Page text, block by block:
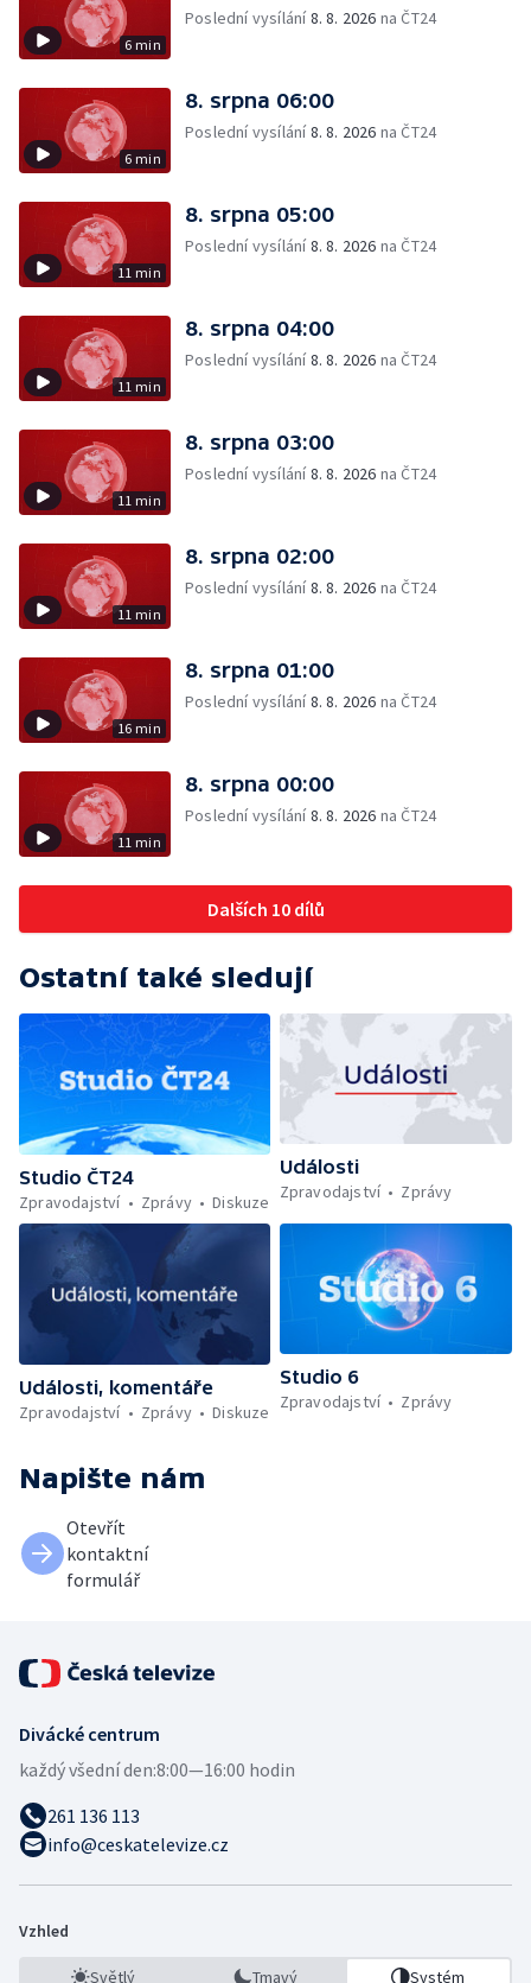
6 min
Poslední vysílání8. 8. 2026 na ČT24
6 min
8. srpna 06:00
Poslední vysílání8. 8. 2026 na ČT24
11 min
8. srpna 05:00
Poslední vysílání8. 8. 2026 na ČT24
11 min
8. srpna 04:00
Poslední vysílání8. 8. 2026 na ČT24
11 min
8. srpna 03:00
Poslední vysílání8. 8. 2026 na ČT24
11 min
8. srpna 02:00
Poslední vysílání8. 8. 2026 na ČT24
16 min
8. srpna 01:00
Poslední vysílání8. 8. 2026 na ČT24
11 min
8. srpna 00:00
Poslední vysílání8. 8. 2026 na ČT24
Dalších 10 dílů
Ostatní také sledují
Studio ČT24
Zpravodajství
Zprávy Diskuze
Události
Zpravodajství
Zprávy
Události, komentáře
Zpravodajství
Zprávy Diskuze
Studio 6
Zpravodajství
Zprávy
Napište nám
Otevřít
kontaktní
formulář
Divácké centrum
každý všední den:8:00—16:00 hodin
261 136 113
info@ceskatelevize.cz
Vzhled
Světlý Tmavý Systém